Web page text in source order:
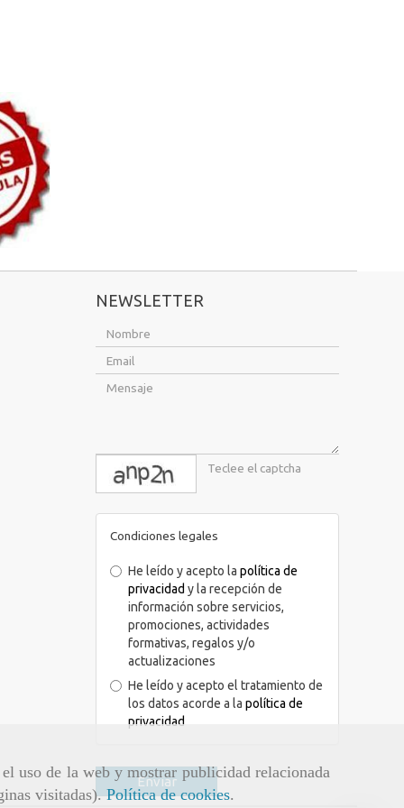
uso de la web y mostrar publicidad relacionada
visitadas).Política de cookies.
NEWSLETTER
captcha
Condiciones legales
He leído y acepto la política de
privacidad y la recepción de
información sobre servicios,
promociones, actividades
formativas, regalos y/o
actualizaciones
He leído y acepto el tratamiento de
los datos acorde a la política de
privacidad
Enviar